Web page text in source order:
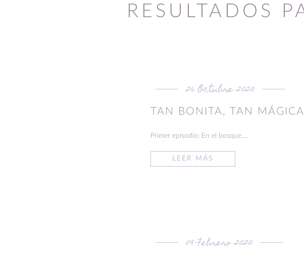
RESULTADOS
26 Octubre 2020
TAN BONITA, TAN MÁGICA
Primer episodio: En el bosque....
LEER MÁS
09 Febrero 2020